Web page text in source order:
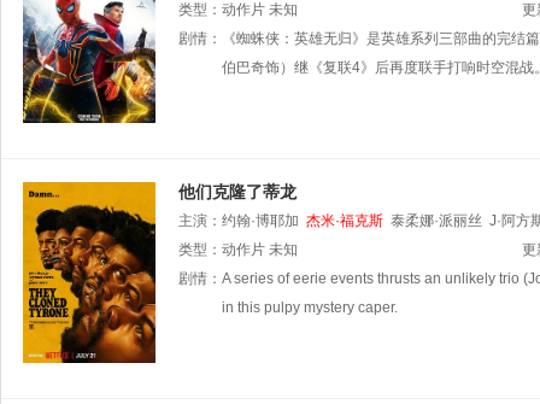
伊凡斯
托马斯·哈登·丘奇
安
格 哈里·赫兰德 J·B·斯穆夫 汉尼拔·布勒斯 格伦·基奥
类型： 动作片 未知
更
剧情：
《蜘蛛侠：英雄无归》是英雄系列三部曲的完结
伯巴奇饰）继《复联4》后再度联手打响时空混
他们克隆了蒂龙
主演： 约翰·博耶加 杰米·福克斯 泰柔娜·派丽丝 J·阿方
基 Michael A. Dean Freeman
Robertson
类型： 动作片 未知
更
剧情： A series of eerie events thrusts an unlikely trio
in this pulpy mystery caper.